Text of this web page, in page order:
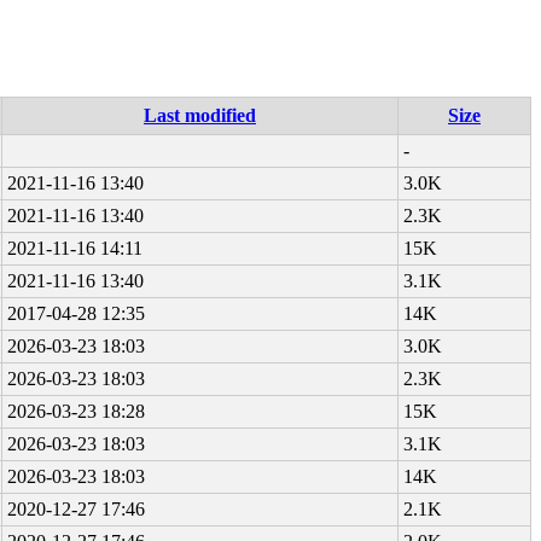
Last modified
Size
-
2021-11-16 13:40
3.0K
2021-11-16 13:40
2.3K
2021-11-16 14:11
15K
2021-11-16 13:40
3.1K
2017-04-28 12:35
14K
2026-03-23 18:03
3.0K
2026-03-23 18:03
2.3K
2026-03-23 18:28
15K
2026-03-23 18:03
3.1K
2026-03-23 18:03
14K
2020-12-27 17:46
2.1K